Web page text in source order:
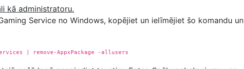
kā administratoru.
Service no Windows, kopējiet un ielīmējiet šo komandu un
| remove-AppxPackage -allusers